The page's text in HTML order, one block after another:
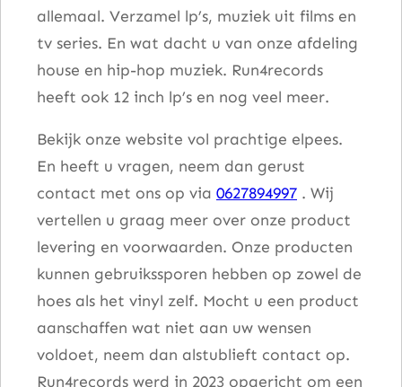
allemaal. Verzamel lp’s, muziek uit films en
tv series. En wat dacht u van onze afdeling
house en hip-hop muziek. Run4records
heeft ook 12 inch lp’s en nog veel meer.
Bekijk onze website vol prachtige elpees.
En heeft u vragen, neem dan gerust
contact met ons op via 0627894997 . Wij
vertellen u graag meer over onze product
levering en voorwaarden. Onze producten
kunnen gebruikssporen hebben op zowel de
hoes als het vinyl zelf. Mocht u een product
aanschaffen wat niet aan uw wensen
voldoet, neem dan alstublieft contact op.
Run4records werd in 2023 opgericht om een